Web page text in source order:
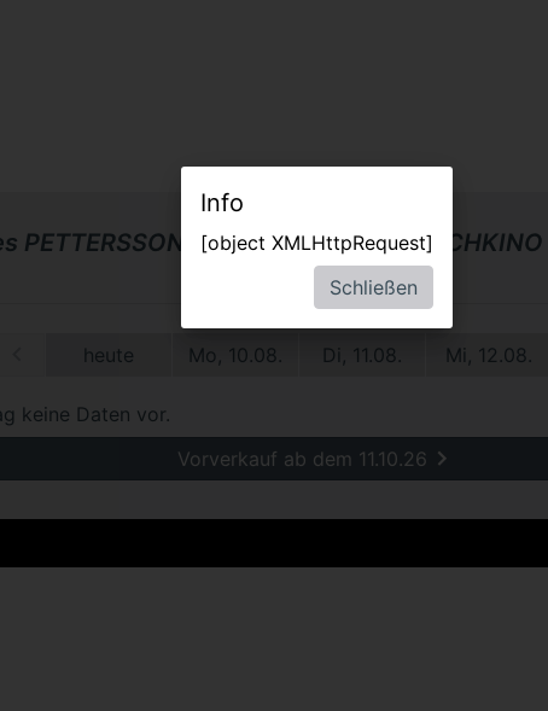
PETTERSSON UND FINDUS - MITMACHKINO
heute Mo, 10.08. Di, 11.08. Mi, 12.08.
keine Daten vor.
Vorverkauf ab dem 11.10.26
Info
[object XMLHttpRequest]
Schließen